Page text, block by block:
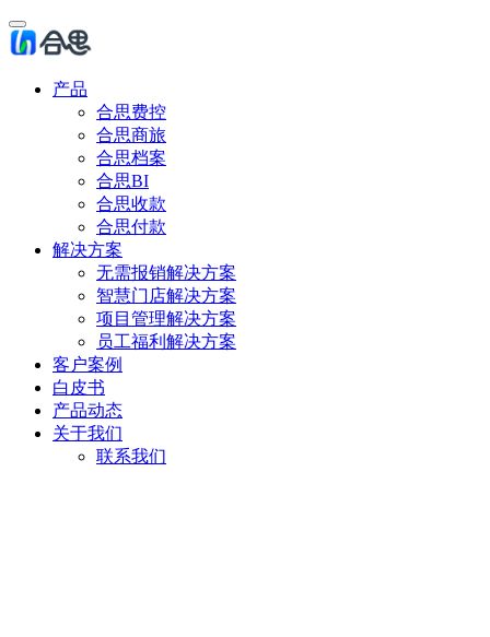
产品
合思费控
合思商旅
合思档案
合思BI
合思收款
合思付款
解决方案
无需报销解决方案
智慧门店解决方案
项目管理解决方案
员工福利解决方案
客户案例
白皮书
产品动态
关于我们
联系我们